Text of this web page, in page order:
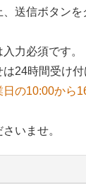
送信ボタン
力必須です。
24時間受け付
日の10:00から
いませ。